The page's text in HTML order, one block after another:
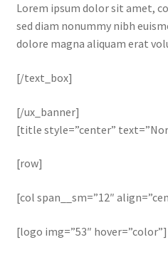
Lorem ipsum dolor sit amet,
sed diam nonummy nibh
dolore magna aliquam erat
[/text_box]
[/ux_banner]
[title style=”center”
[row]
[col span__sm=”12″
[logo img=”53″ hover=”color”]